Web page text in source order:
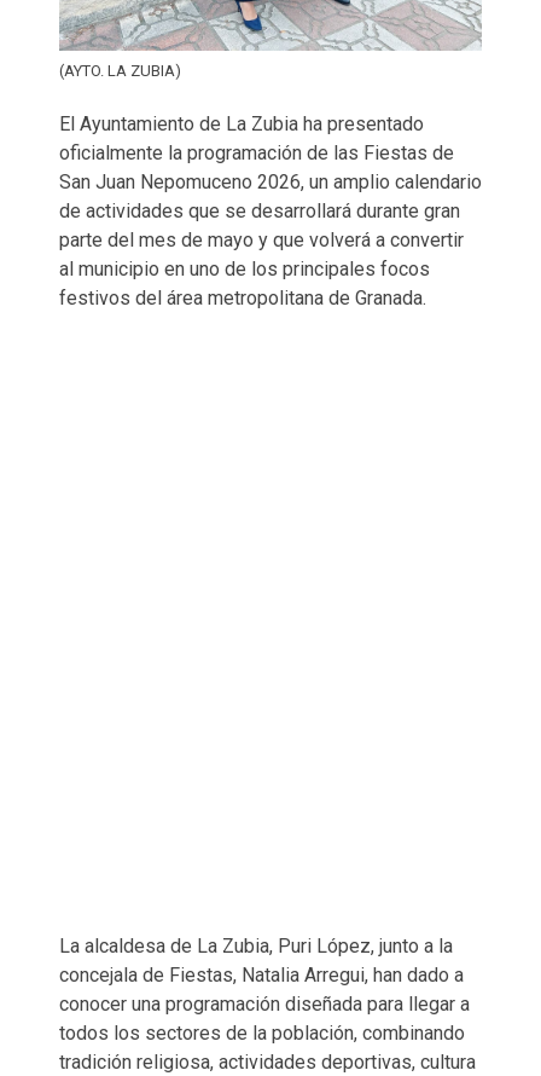
(AYTO. LA ZUBIA)
El Ayuntamiento de La Zubia ha presentado
oficialmente la programación de las Fiestas de
San Juan Nepomuceno 2026, un amplio calendario
de actividades que se desarrollará durante gran
parte del mes de mayo y que volverá a convertir
al municipio en uno de los principales focos
festivos del área metropolitana de Granada.
La alcaldesa de La Zubia, Puri López, junto a la
concejala de Fiestas, Natalia Arregui, han dado a
conocer una programación diseñada para llegar a
todos los sectores de la población, combinando
tradición religiosa, actividades deportivas, cultura